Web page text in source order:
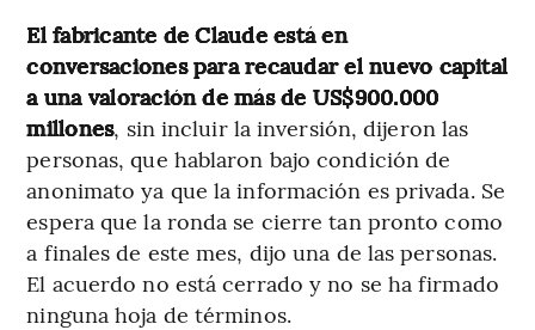
El fabricante de Claude está en
conversaciones para recaudar el nuevo capital
a una valoración de más de US$900.000
millones, sin incluir la inversión, dijeron las
personas, que hablaron bajo condición de
anonimato ya que la información es privada. Se
espera que la ronda se cierre tan pronto como
a finales de este mes, dijo una de las personas.
El acuerdo no está cerrado y no se ha firmado
ninguna hoja de términos.